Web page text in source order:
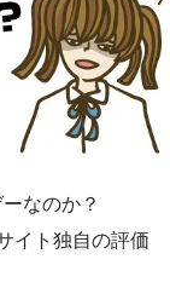
なのか？
イト独自の評価